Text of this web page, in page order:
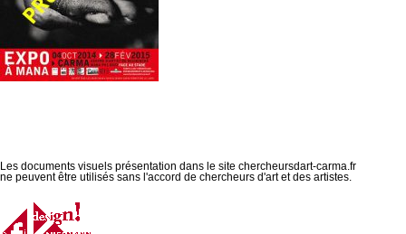
Les documents visuels présentation dans le site chercheursdart-carma.fr
ne peuvent être utilisés sans l'accord de chercheurs d'art et des artistes.